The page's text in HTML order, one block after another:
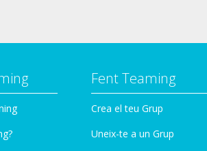
Fent Teaming
Crea el teu Grup
Uneix-te a un Grup